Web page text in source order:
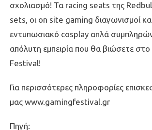
σχολιασμό! Τα racing seats της
sets, οι on site gaming διαγωνισμοί
εντυπωσιακό cosplay απλά
απόλυτη εμπειρία που θα βιώσετε
Festival!
Για περισσότερες πληροφορίες
μας www.gamingfestival.gr
Πηγή: